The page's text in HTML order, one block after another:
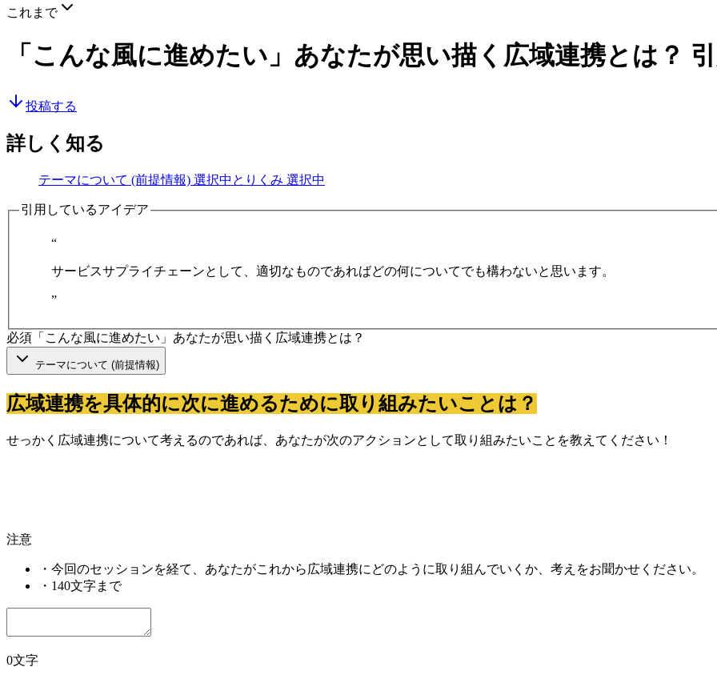
これまで
「こんな風に進めたい」あなたが思い描く広域連携とは？
投稿する
詳しく知る
テーマについて (前提情報) 選択中 とりくみ 選択中
引用しているアイデア
“
サービスサプライチェーンとして、適切なものであればどの何についてでも構わないと思います。
”
必須 「こんな風に進めたい」あなたが思い描く広域連携とは？
テーマについて (前提情報)
広域連携を具体的に次に進めるために取り組みたいことは？
せっかく広域連携について考えるのであれば、あなたが次のアクションとして取り組みたいことを教えてください！
注意
・ 今回のセッションを経て、あなたがこれから広域連携にどのように取り組んでいくか、考えをお聞かせください。
・ 140文字まで
0文字